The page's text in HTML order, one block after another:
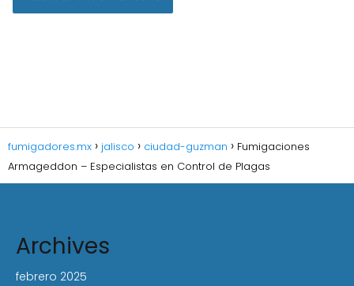
fumigadores.mx jalisco ciudad-guzman
Fumigaciones
Armageddon – Especialistas en Control de Plagas
Archives
febrero 2025